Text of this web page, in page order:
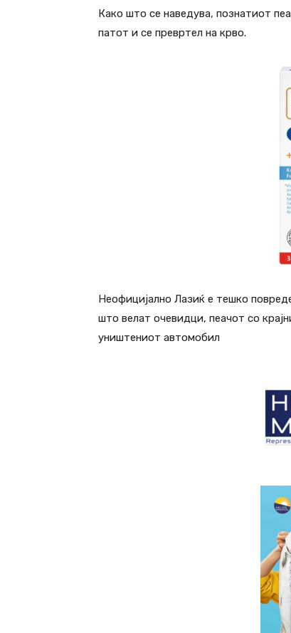
Како што се наведува, познатиот
патот и се превртел на крво.
Неофицијално Лазиќ е тешко
што велат очевидци, пеачот со
уништениот автомобил